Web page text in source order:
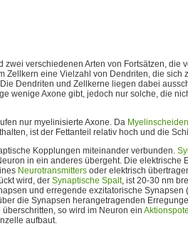
zwei verschiedenen Arten von Fortsätzen, die
Zellkern eine Vielzahl von Dendriten, die sich
Dendriten und Zellkerne liegen dabei
wenige Axone gibt, jedoch nur solche, die
nur myelinisierte Axone. Da Myelinscheiden
ist der Fettanteil relativ hoch und die
Kopplungen miteinander verbunden.
in ein anderes übergeht. Die elektrische
Neurotransmitters oder elektrisch
wird, der Synaptische Spalt, ist 20-30 nm
und erregende exzitatorische Synapsen
die Synapsen herangetragenden
überschritten, so wird im Neuron ein
aufbaut.